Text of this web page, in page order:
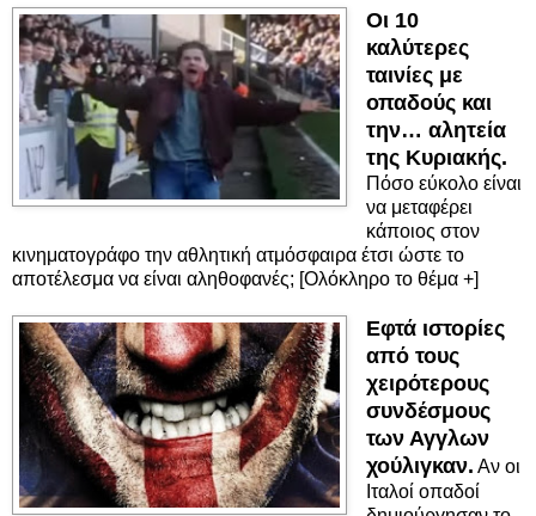
Οι 10
καλύτερες
ταινίες με
οπαδούς και
την… αλητεία
της Κυριακής.
Πόσο εύκολο είναι
να μεταφέρει
κάποιος στον
κινηματογράφο την αθλητική ατμόσφαιρα έτσι ώστε το
αποτέλεσμα να είναι αληθοφανές; [Ολόκληρο το θέμα +]
Εφτά ιστορίες
από τους
χειρότερους
συνδέσμους
των Αγγλων
χούλιγκαν. Αν οι
Ιταλοί οπαδοί